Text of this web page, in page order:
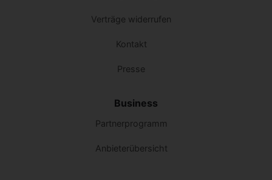
Verträge widerrufen
Kontakt
Presse
Business
Partnerprogramm
Anbieterübersicht